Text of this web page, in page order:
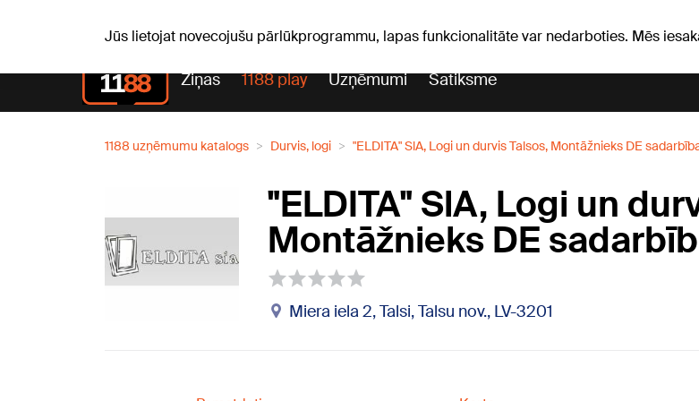
Jūs lietojat novecojušu pārlūkprogrammu, lapas funkcionalitāte var nedarboties. Mēs
Ziņas 1188 play Uzņēmumi Satiksme
1188 uzņēmumu katalogs Durvis, logi "ELDITA" SlA, Logi un durvis Talsos, Montāžnieks DE
"ELDITA" SlA, Logi un
Montāžnieks DE
Miera iela 2, Talsi, Talsu nov., LV-3201